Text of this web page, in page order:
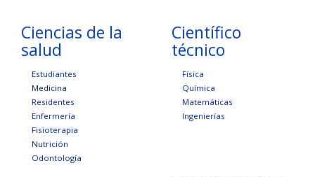
Ciencias de la
salud
Estudiantes
Medicina
Residentes
Enfermería
Fisioterapia
Nutrición
Odontología
Científico
técnico
Física
Química
Matemáticas
Ingenierías